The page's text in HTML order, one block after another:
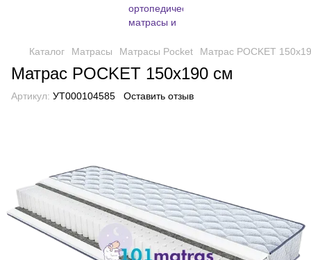
Каталог Матрасы Матрасы Pocket Матрас POCKET
Матрас POCKET 150х190 см
Артикул: УТ000104585 Оставить отзыв